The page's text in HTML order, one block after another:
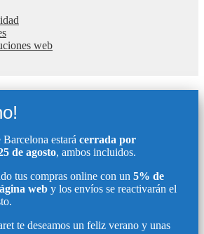
web
estará cerrada por
de agosto, ambos incluidos.
tus compras online con un 5% de
web y los envíos se reactivarán el
te deseamos un feliz verano y unas